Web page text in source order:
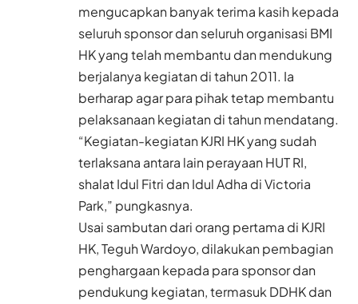
mengucapkan banyak terima kasih kepada
seluruh sponsor dan seluruh organisasi BMI
HK yang telah membantu dan mendukung
berjalanya kegiatan di tahun 2011. Ia
berharap agar para pihak tetap membantu
pelaksanaan kegiatan di tahun mendatang.
“Kegiatan-kegiatan KJRI HK yang sudah
terlaksana antara lain perayaan HUT RI,
shalat Idul Fitri dan Idul Adha di Victoria
Park,” pungkasnya.
Usai sambutan dari orang pertama di KJRI
HK, Teguh Wardoyo, dilakukan pembagian
penghargaan kepada para sponsor dan
pendukung kegiatan, termasuk DDHK dan